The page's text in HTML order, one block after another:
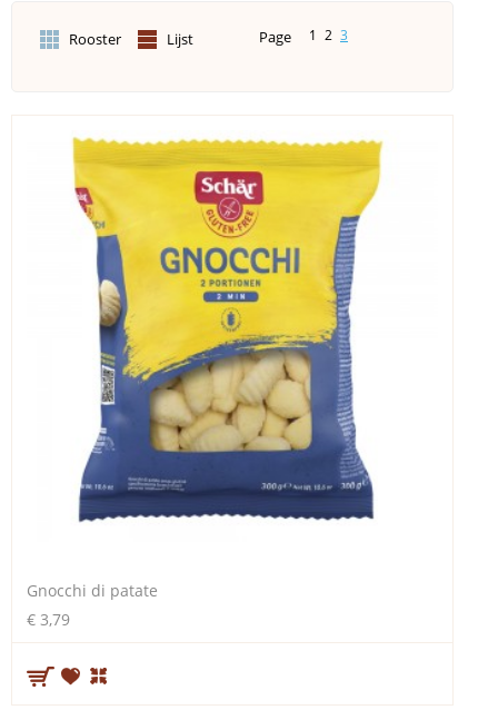
Rooster Lijst Page 1 2 3
Gnocchi di patate
€ 3,79